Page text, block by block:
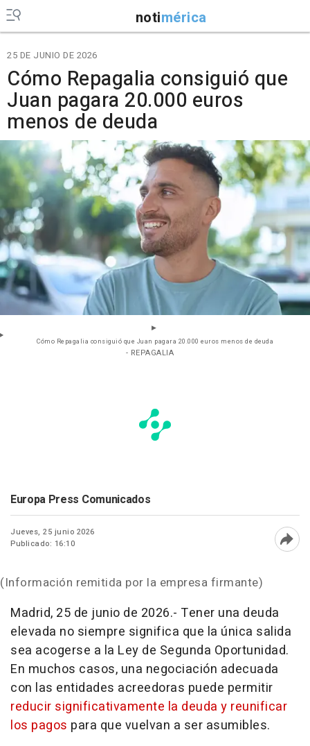
notimérica
25 DE JUNIO DE 2026
Cómo Repagalia consiguió que
Juan pagara 20.000 euros
menos de deuda
Cómo Repagalia consiguió que Juan pagara 20.000 euros menos de deuda
- REPAGALIA
Europa Press Comunicados
Jueves, 25 junio 2026
Publicado: 16:10
(Información remitida por la empresa firmante)
Madrid, 25 de junio de 2026.- Tener una deuda
elevada no siempre significa que la única salida
sea acogerse a la Ley de Segunda Oportunidad.
En muchos casos, una negociación adecuada
con las entidades acreedoras puede permitir
reducir significativamente la deuda y reunificar
los pagos para que vuelvan a ser asumibles.